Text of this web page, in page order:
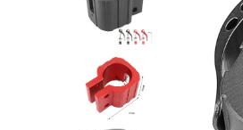
Contact cu cheie
https://www.doctortrotineta.ro/frane